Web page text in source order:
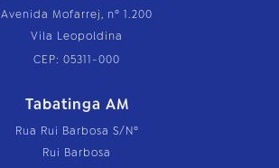
Avenida Mofarrej, nº 1.200
Vila Leopoldina
CEP: 05311-000
Tabatinga AM
Rua Rui Barbosa S/Nº
Rui Barbosa